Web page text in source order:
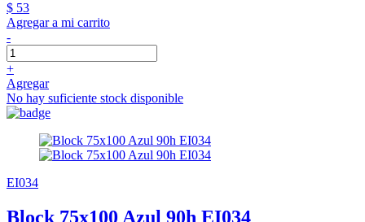
$ 53
Agregar a mi carrito
-
+
Agregar
No hay suficiente stock disponible
EI034
Block 75x100 Azul 90h EI034